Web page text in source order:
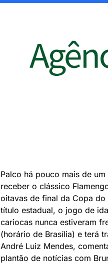
Palco há pouco mais de
receber o clássico
oitavas de final da Copa
título estadual, o jogo de
cariocas nunca estiveram
(horário de Brasília) e terá
André Luiz Mendes,
plantão de notícias com